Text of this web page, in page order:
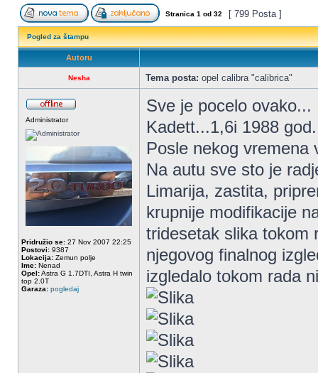
Stranica 1 od 32 [ 799 Posta ]
Pogled za štampu
Autoru
Nesha Tema posta: opel calibra "calibrica"
Administrator
Pridružio se: 27 Nov 2007 22:25
Postovi: 9387
Lokacija: Zemun polje
Ime: Nenad
Opel:Astra G 1.7DTI, Astra H twin
top 2.0T
Garaza: pogledaj
Sve je pocelo ovako...
Kadett...1,6i 1988
Posle nekog vremena
Na autu sve sto je
Limarija, zastita,
krupnije modifikacije
tridesetak slika tokom
njegovog finalnog
izgledalo tokom rada